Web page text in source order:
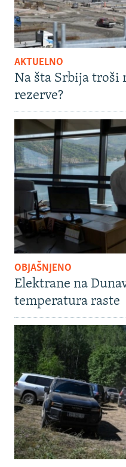
AKTUELNO
Na šta Srbija troši
rezerve?
OBJAŠNJENO
Elektrane na
temperatura raste